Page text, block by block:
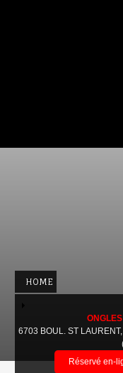
HOME
6703 BOUL. ST
Réservé en-